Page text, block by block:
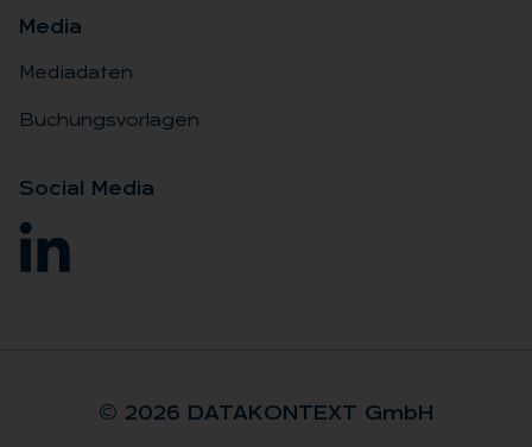
Me­dia
Mediadaten
Buchungsvorlagen
So­ci­al Me­dia
© 2026 DA­TA­KON­TEXT GmbH